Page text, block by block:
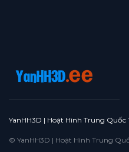
YanHH3D | Hoạt Hình Trung
© YanHH3D | Hoạt Hình Trung